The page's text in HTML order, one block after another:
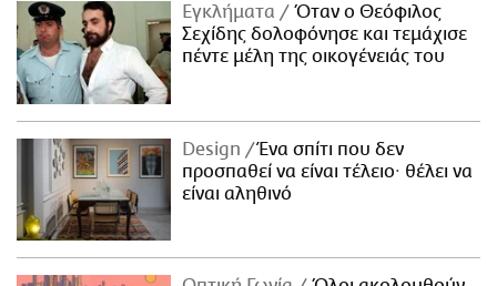
Εγκλήματα
Όταν ο Θεόφιλος
Σεχίδης δολοφόνησε και τεμάχισε
πέντε μέλη της οικογένειάς του
Design
Ένα σπίτι που δεν
προσπαθεί να είναι τέλειο· θέλει να
είναι αληθινό